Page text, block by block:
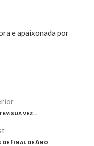
e apaixonada por
sua vez…
de Final de Ano